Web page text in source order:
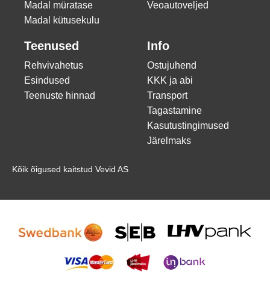
Madal müratase
Madal kütusekulu
Veoautoveljed
Teenused
Rehvivahetus
Esindused
Teenuste hinnad
Info
Ostujuhend
KKK ja abi
Transport
Tagastamine
Kasutustingimused
Järelmaks
Kõik õigused kaitstud Vevid AS